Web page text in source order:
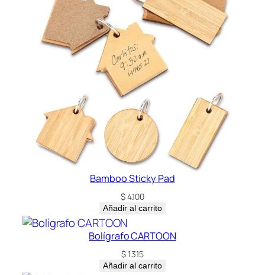
Bamboo Sticky Pad
$4.100
Añadir al carrito
Bolígrafo CARTOON
$1.315
Añadir al carrito